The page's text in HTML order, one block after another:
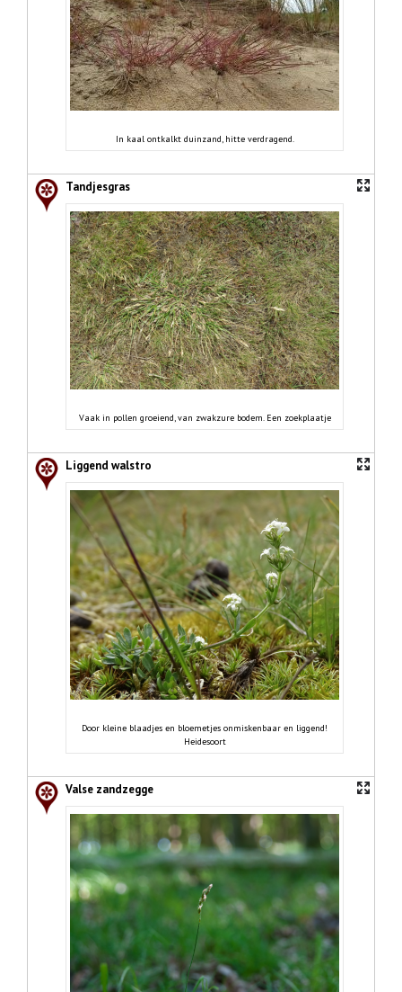
In kaal ontkalkt duinzand, hitte verdragend.
Tandjesgras
Vaak in pollen groeiend, van zwakzure bodem. Een zoekplaatje
Liggend walstro
Door kleine blaadjes en bloemetjes onmiskenbaar en liggend!
Heidesoort
Valse zandzegge